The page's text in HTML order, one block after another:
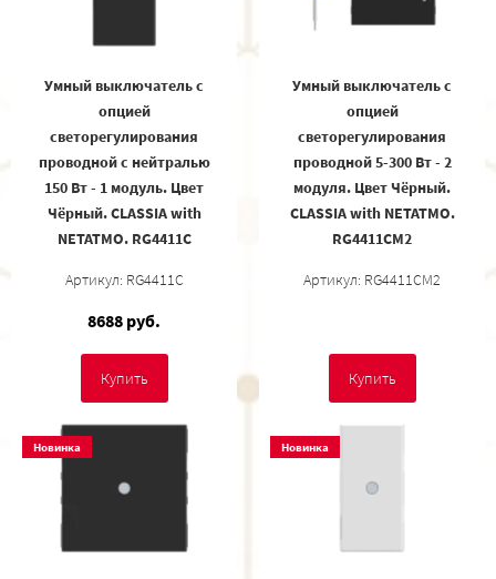
Умный выключатель с
опцией
светорегулирования
проводной с нейтралью
150 Вт - 1 модуль. Цвет
Чёрный. CLASSIA with
NETATMO. RG4411C
Артикул: RG4411C
8688 руб.
Купить
Умный выключатель с
опцией
светорегулирования
проводной 5-300 Вт - 2
модуля. Цвет Чёрный.
CLASSIA with NETATMO.
RG4411CM2
Артикул: RG4411CM2
Купить
Новинка Новинка